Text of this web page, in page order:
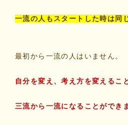
一流の人もスタートした時は同
最初から一流の人はいません。
自分を変え、考え方を変えるこ
三流から一流になることができ